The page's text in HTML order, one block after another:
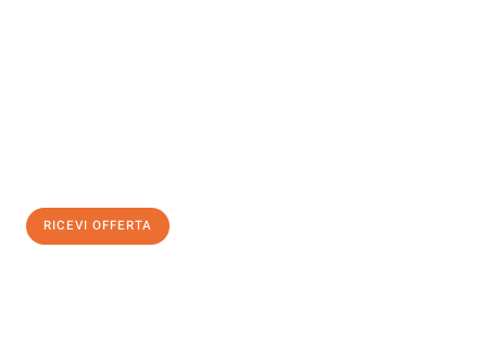
RICEVI OFFERTA